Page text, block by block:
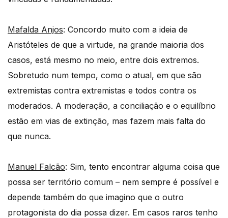
Mafalda Anjos: Concordo muito com a ideia de
Aristóteles de que a virtude, na grande maioria dos
casos, está mesmo no meio, entre dois extremos.
Sobretudo num tempo, como o atual, em que são
extremistas contra extremistas e todos contra os
moderados. A moderação, a conciliação e o equilíbrio
estão em vias de extinção, mas fazem mais falta do
que nunca.
Manuel Falcão: Sim, tento encontrar alguma coisa que
possa ser território comum – nem sempre é possível e
depende também do que imagino que o outro
protagonista do dia possa dizer. Em casos raros tenho